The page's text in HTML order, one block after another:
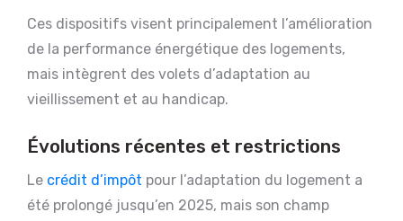
Ces dispositifs visent principalement l’amélioration
de la performance énergétique des logements,
mais intègrent des volets d’adaptation au
vieillissement et au handicap.
Évolutions récentes et restrictions
Le crédit d’impôt pour l’adaptation du logement a
été prolongé jusqu’en 2025, mais son champ